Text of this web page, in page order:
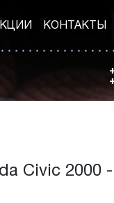
КОНТАКТЫ
Civic 2000 -